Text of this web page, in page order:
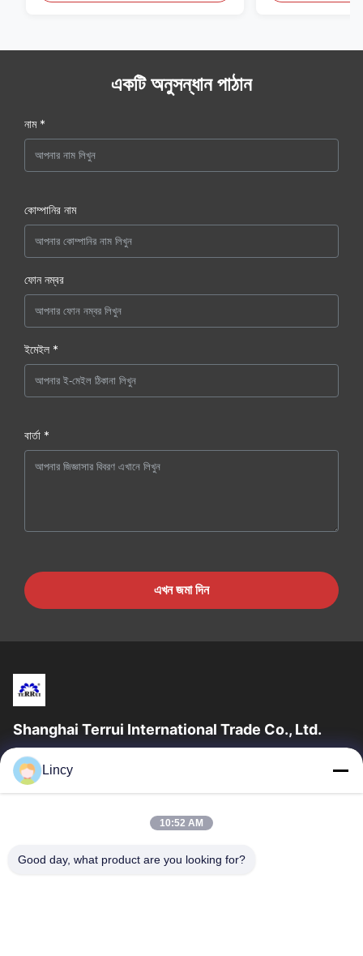
একটি অনুসন্ধান পাঠান
নাম *
কোম্পানির নাম
ফোন নম্বর
ইমেইল *
বার্তা *
এখন জমা দিন
Shanghai Terrui International Trade Co., Ltd.
সাংহাই টেরুই ইন্টারন্যাশনাল ট্রেড কোং লিমিটেড ২০০২ সালে প্রতিষ্ঠিত হয়েছিল যা গবাদি
পশুর সরঞ্জাম বিকাশ, উত্পাদন এবং বিক্রয়ের ক্ষেত্রে বিশেষীকরণ...
গুরুত্বপূর্ণ সংযোগ
পণ্য
আমাদের সম্পর্কে
মান নিয়ন্ত্রণ
Lincy
10:52 AM
Good day, what product are you looking for?